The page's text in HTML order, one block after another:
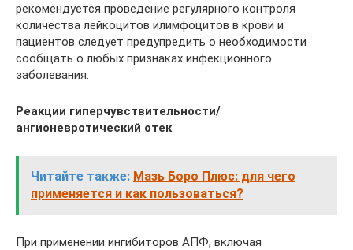
рекомендуется проведение регулярного контроля
количества лейкоцитов илимфоцитов в крови и
пациентов следует предупредить о необходимости
сообщать о любых признаках инфекционного
заболевания.
Реакции гиперчувствительности/
ангионевротический отек
Читайте также: Мазь Боро Плюс: для чего
применяется и как пользоваться?
При применении ингибиторов АПФ, включая